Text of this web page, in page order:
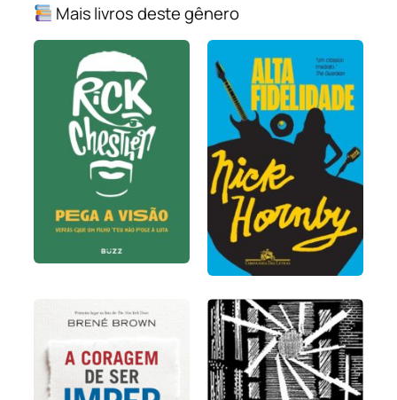
Mais livros deste gênero